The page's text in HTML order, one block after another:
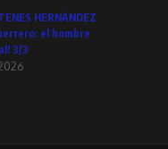
HERNÁNDEZ
el hombre
3/3